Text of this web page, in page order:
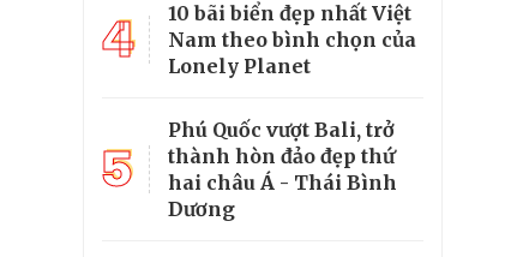
4
10 bãi biển đẹp nhất Việt
Nam theo bình chọn của
Lonely Planet
5
Phú Quốc vượt Bali, trở
thành hòn đảo đẹp thứ
hai châu Á - Thái Bình
Dương